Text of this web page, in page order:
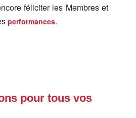
féliciter les Membres et
performances.
pour tous vos